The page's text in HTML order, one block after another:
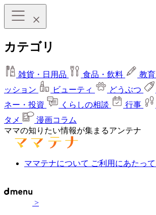
カテゴリ
雑貨・日用品 食品・飲料 教育
ッション
ビューティ どうぶつ
ネー・投資
くらしの相談 行事
タメ
漫画コラム
ママの知りたい情報が集まるアンテナ
ママテナについて ご利用にあたって
>